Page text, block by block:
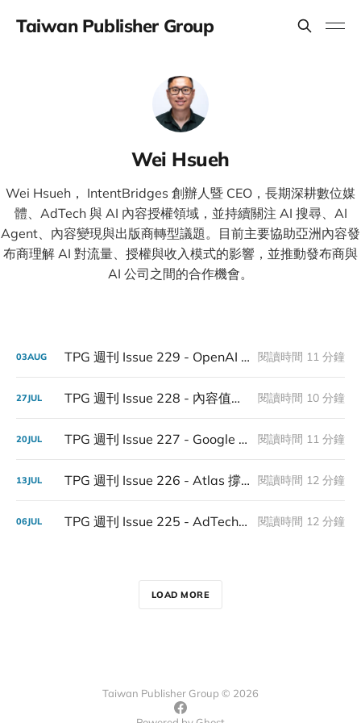
Taiwan Publisher Group
Wei Hsueh
Wei Hsueh， IntentBridges 創辦人暨 CEO，長期深耕數位媒
體、AdTech 與 AI 內容授權領域，並持續關注 AI 搜尋、AI
Agent、內容變現與出版商轉型議題。目前主要協助亞洲內容發
布商理解 AI 對流量、授權與收入模式的影響，並推動發布商與
AI 公司之間的合作機會。
03AUG TPG 週刊 Issue 229 - OpenAI 準備推出廣告聯播網？ 閱讀時間 11 分鐘
27JUL TPG 週刊 Issue 228 - 內容值多少錢，何時才可以由寫內容的人決定 閱讀時間 10 分鐘
20JUL TPG 週刊 Issue 227 - Google 的 47 億美元破紀錄罰單 閱讀時間 11 分鐘
13JUL TPG 週刊 Issue 226 - Atlas 撐不到一年就退場，Open Web 這條路，連 OpenAI 都走不通 閱讀時間 12 分鐘
06JUL TPG 週刊 Issue 225 - AdTech 重押 Agent，出版商該養幾個？ 閱讀時間 12 分鐘
LOAD MORE
Taiwan Publisher Group © 2026